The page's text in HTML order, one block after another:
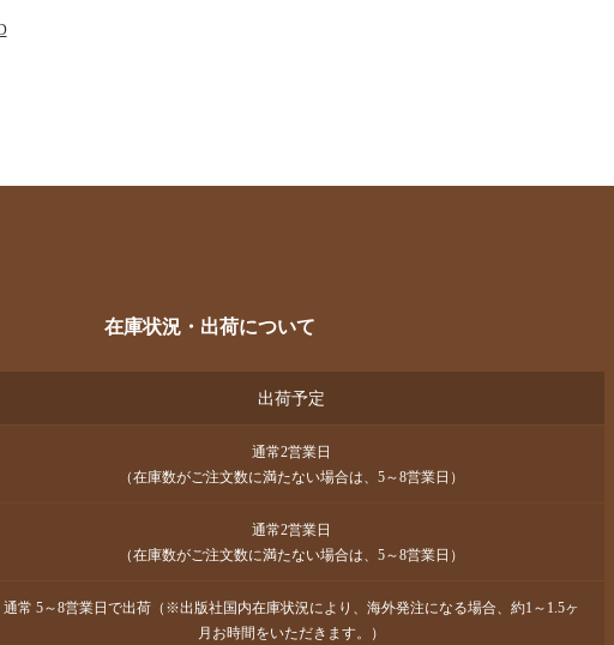
在庫状況・出荷について
出荷予定
通常2営業日
（在庫数がご注文数に満たない場合は、5～8営業日）
通常2営業日
（在庫数がご注文数に満たない場合は、5～8営業日）
通常 5～8営業日で出荷（※出版社国内在庫状況により、海外発注になる場合、約1～1.5ヶ
月お時間をいただきます。）